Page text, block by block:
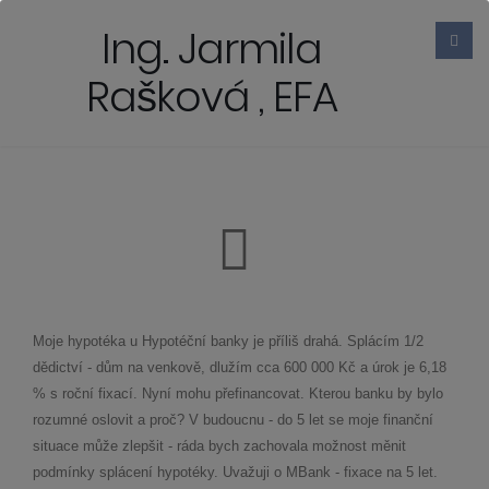
Ing. Jarmila
Rašková , EFA
Moje hypotéka u Hypotéční banky je příliš drahá. Splácím 1/2
dědictví - dům na venkově, dlužím cca 600 000 Kč a úrok je 6,18
% s roční fixací. Nyní mohu přefinancovat. Kterou banku by bylo
rozumné oslovit a proč? V budoucnu - do 5 let se moje finanční
situace může zlepšit - ráda bych zachovala možnost měnit
podmínky splácení hypotéky. Uvažuji o MBank - fixace na 5 let.